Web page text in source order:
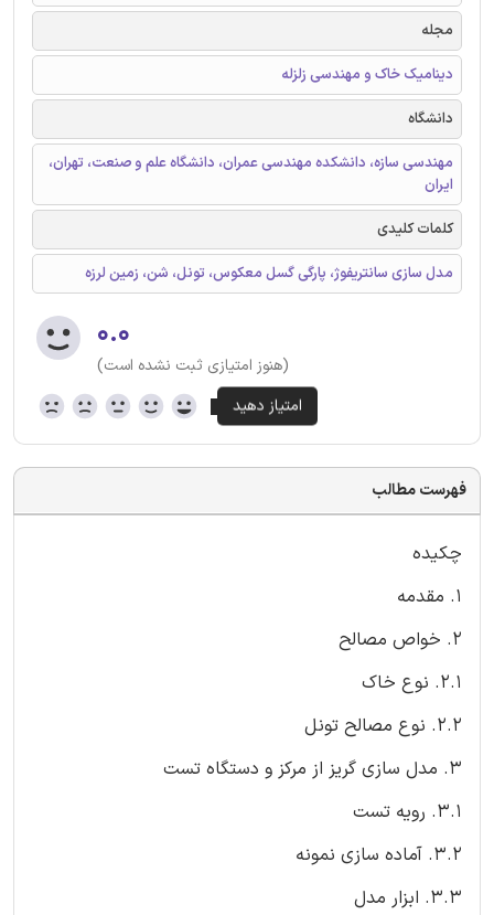
مجله
دینامیک خاک و مهندسی زلزله
دانشگاه
مهندسی سازه، دانشکده مهندسی عمران، دانشگاه علم و صنعت، تهران،
ایران
کلمات کلیدی
مدل سازی سانتریفوژ، پارگی گسل معکوس، تونل، شن، زمين لرزه
۰.۰
(هنوز امتیازی ثبت نشده است)
فهرست مطالب
چکیده
1. مقدمه
2. خواص مصالح
2.1. نوع خاک
2.2. نوع مصالح تونل
3. مدل سازی گریز از مرکز و دستگاه تست
3.1. رویه تست
3.2. آماده سازی نمونه
3.3. ابزار مدل